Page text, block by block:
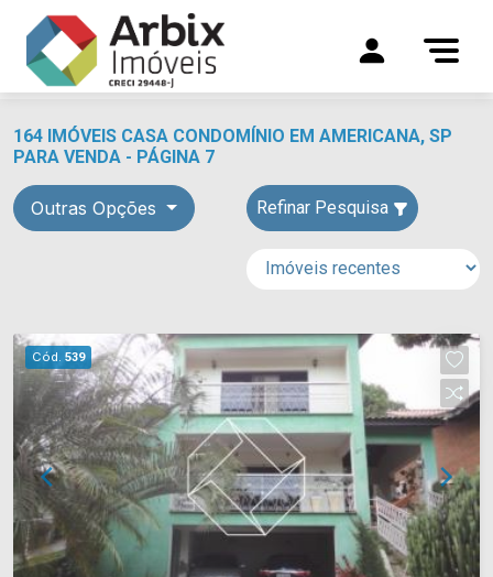
164 IMÓVEIS CASA CONDOMÍNIO EM AMERICANA, SP
PARA VENDA - PÁGINA 7
Outras Opções Refinar Pesquisa
Cód. 539